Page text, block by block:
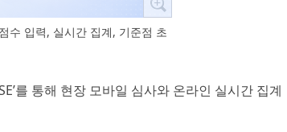
수 입력, 실시간 집계, 기준점 초
를 통해 현장 모바일 심사와 온라인 실시간 집계